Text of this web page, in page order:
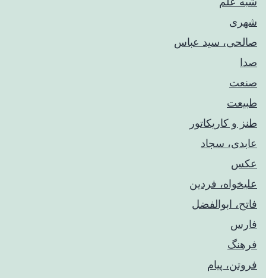
شهری
صالحی، سید عباس
صدا
صنعت
طبیعت
طنز و کاریکاتور
عابدی، سجاد
عکس
علیخواه، فردین
فاتح، ابوالفضل
فارس
فرهنگ
فروتن، پیام